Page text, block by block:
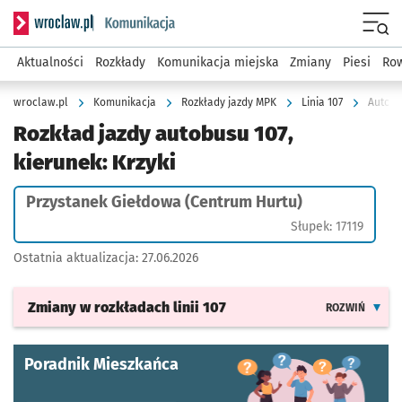
Serwis informacyjny wroclaw.pl podserwis: Komunikacja
Aktualności Rozkłady Komunikacja miejska Zmiany Piesi
wroclaw.pl Komunikacja Rozkłady jazdy MPK Linia 107
Rozkład jazdy autobusu 107,
kierunek: Krzyki
Przystanek Giełdowa (Centrum Hurtu)
Słupek: 17119
Ostatnia aktualizacja: 27.06.2026
Zmiany w rozkładach linii 107 ROZWIŃ
Poradnik Mieszkańca